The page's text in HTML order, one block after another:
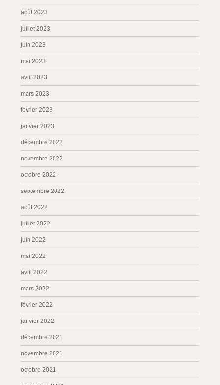
août 2023
juillet 2023
juin 2023
mai 2023
avril 2023
mars 2023
février 2023
janvier 2023
décembre 2022
novembre 2022
octobre 2022
septembre 2022
août 2022
juillet 2022
juin 2022
mai 2022
avril 2022
mars 2022
février 2022
janvier 2022
décembre 2021
novembre 2021
octobre 2021